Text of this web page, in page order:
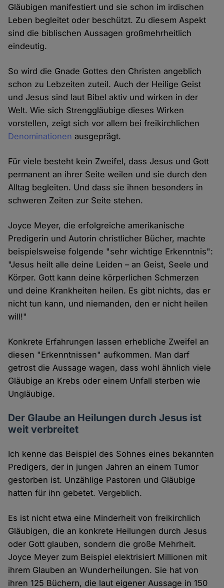
Gläubigen manifestiert und sie schon im irdischen
Leben begleitet oder beschützt. Zu diesem Aspekt
sind die biblischen Aussagen großmehrheitlich
eindeutig.
So wird die Gnade Gottes den Christen angeblich
schon zu Lebzeiten zuteil. Auch der Heilige Geist
und Jesus sind laut Bibel aktiv und wirken in der
Welt. Wie sich Strenggläubige dieses Wirken
vorstellen, zeigt sich vor allem bei freikirchlichen
Denominationen ausgeprägt.
Für viele besteht kein Zweifel, dass Jesus und Gott
permanent an ihrer Seite weilen und sie durch den
Alltag begleiten. Und dass sie ihnen besonders in
schweren Zeiten zur Seite stehen.
Joyce Meyer, die erfolgreiche amerikanische
Predigerin und Autorin christlicher Bücher, machte
beispielsweise folgende "sehr wichtige Erkenntnis":
"Jesus heilt alle deine Leiden – an Geist, Seele und
Körper. Gott kann deine körperlichen Schmerzen
und deine Krankheiten heilen. Es gibt nichts, das er
nicht tun kann, und niemanden, den er nicht heilen
will!"
Konkrete Erfahrungen lassen erhebliche Zweifel an
diesen "Erkenntnissen" aufkommen. Man darf
getrost die Aussage wagen, dass wohl ähnlich viele
Gläubige an Krebs oder einem Unfall sterben wie
Ungläubige.
Der Glaube an Heilungen durch Jesus ist
weit verbreitet
Ich kenne das Beispiel des Sohnes eines bekannten
Predigers, der in jungen Jahren an einem Tumor
gestorben ist. Unzählige Pastoren und Gläubige
hatten für ihn gebetet. Vergeblich.
Es ist nicht etwa eine Minderheit von freikirchlich
Gläubigen, die an konkrete Heilungen durch Jesus
oder Gott glauben, sondern die große Mehrheit.
Joyce Meyer zum Beispiel elektrisiert Millionen mit
ihrem Glauben an Wunderheilungen. Sie hat von
ihren 125 Büchern, die laut eigener Aussage in 150